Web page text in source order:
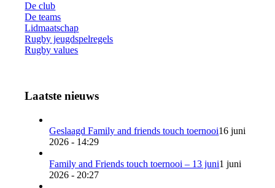
De club
De teams
Lidmaatschap
Rugby jeugdspelregels
Rugby values
Laatste nieuws
Geslaagd Family and friends touch toernooi16 juni
2026 - 14:29
Family and Friends touch toernooi – 13 juni1 juni
2026 - 20:27